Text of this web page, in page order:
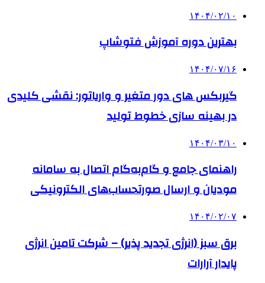
۱۴۰۴/۰۲/۱۰
بهترین دوره آموزش فتوشاپ
۱۴۰۴/۰۷/۱۶
گیربکس های دور متغیر و واریاتور: نقشی کلیدی
در بهینه سازی خطوط تولید
۱۴۰۴/۰۳/۱۰
راهنمای جامع و گام‌به‌گام اتصال به سامانه
مودیان و ارسال صورتحساب‌های الکترونیکی
۱۴۰۴/۰۲/۰۷
برق سبز (انرژی تجدید پذیر) – شرکت تامین انرژی
پایدار آرارات